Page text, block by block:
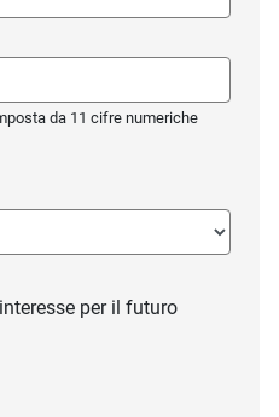
da 11 cifre numeriche
per il futuro